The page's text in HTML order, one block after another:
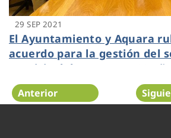
29 SEP 2021
El Ayuntamiento y Aquara
acuerdo para la gestión del
municipal de agua por 20 años
Anterior